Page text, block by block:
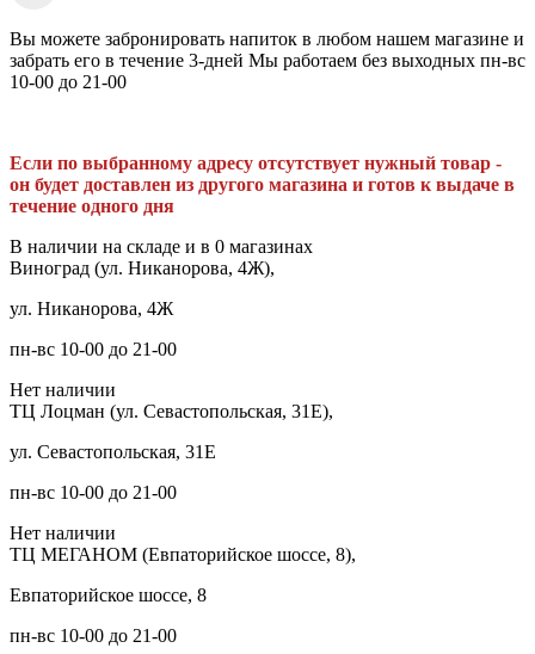
Вы можете забронировать напиток в любом нашем магазине и
забрать его в течение 3-дней Мы работаем без выходных пн-вс
10-00 до 21-00
Если по выбранному адресу отсутствует нужный товар -
он будет доставлен из другого магазина и готов к выдаче в
течение одного дня
В наличии на складе и в 0 магазинах
Виноград (ул. Никанорова, 4Ж),
ул. Никанорова, 4Ж
пн-вс 10-00 до 21-00
Нет наличии
ТЦ Лоцман (ул. Севастопольская, 31Е),
ул. Севастопольская, 31Е
пн-вс 10-00 до 21-00
Нет наличии
ТЦ МЕГАНОМ (Евпаторийское шоссе, 8),
Евпаторийское шоссе, 8
пн-вс 10-00 до 21-00